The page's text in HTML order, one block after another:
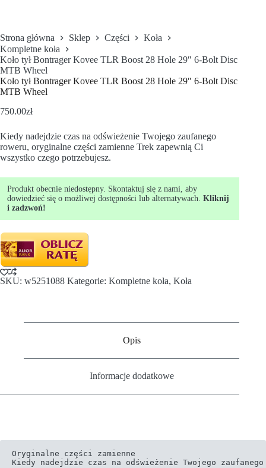
Strona główna Sklep Części
Koła
Kompletne koła
Koło tył Bontrager Kovee TLR Boost 28 Hole 29″ 6-Bolt Disc
MTB Wheel
Koło tył Bontrager Kovee TLR Boost 28 Hole 29″ 6-Bolt Disc
MTB Wheel
750.00zł
Kiedy nadejdzie czas na odświeżenie Twojego zaufanego
roweru, oryginalne części zamienne Trek zapewnią Ci
wszystko czego potrzebujesz.
Produkt obecnie niedostępny. Skontaktuj się z nami, aby
dowiedzieć się o możliwej dostępności lub alternatywach. Kliknij
i zadzwoń!
SKU: w5251088 Kategorie: Kompletne koła, Koła
Opis
Informacje dodatkowe
Oryginalne części zamienne
Kiedy nadejdzie czas na odświeżenie Twojego